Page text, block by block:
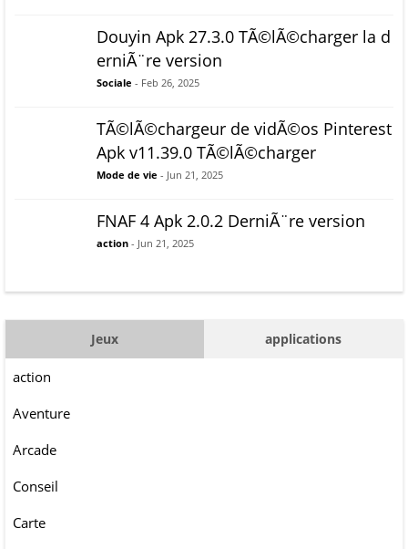
Douyin Apk 27.3.0 TÃ©lÃ©charger la d
erniÃ¨re version
Sociale - Feb 26, 2025
TÃ©lÃ©chargeur de vidÃ©os Pinterest
Apk v11.39.0 TÃ©lÃ©charger
Mode de vie - Jun 21, 2025
FNAF 4 Apk 2.0.2 DerniÃ¨re version
action - Jun 21, 2025
Jeux applications
action
Aventure
Arcade
Conseil
Carte